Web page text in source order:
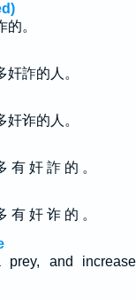
。
詐的人。
诈的人。
有 奸 詐 的 。
有 奸 诈 的 。
and